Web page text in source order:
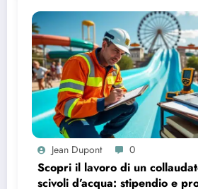
Jean Dupont 0
Scopri il lavoro di un
scivoli d’acqua: stipendio e